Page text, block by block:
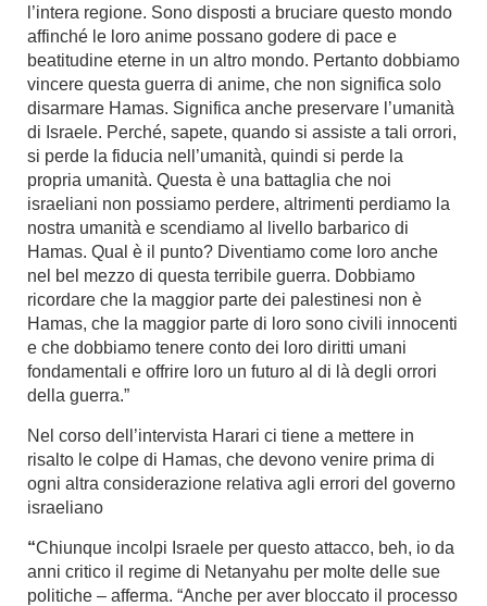
l’intera regione. Sono disposti a bruciare questo mondo
affinché le loro anime possano godere di pace e
beatitudine eterne in un altro mondo. Pertanto dobbiamo
vincere questa guerra di anime, che non significa solo
disarmare Hamas. Significa anche preservare l’umanità
di Israele. Perché, sapete, quando si assiste a tali orrori,
si perde la fiducia nell’umanità, quindi si perde la
propria umanità. Questa è una battaglia che noi
israeliani non possiamo perdere, altrimenti perdiamo la
nostra umanità e scendiamo al livello barbarico di
Hamas. Qual è il punto? Diventiamo come loro anche
nel bel mezzo di questa terribile guerra. Dobbiamo
ricordare che la maggior parte dei palestinesi non è
Hamas, che la maggior parte di loro sono civili innocenti
e che dobbiamo tenere conto dei loro diritti umani
fondamentali e offrire loro un futuro al di là degli orrori
della guerra.”
Nel corso dell’intervista Harari ci tiene a mettere in
risalto le colpe di Hamas, che devono venire prima di
ogni altra considerazione relativa agli errori del governo
israeliano
“Chiunque incolpi Israele per questo attacco, beh, io da
anni critico il regime di Netanyahu per molte delle sue
politiche – afferma. “Anche per aver bloccato il processo